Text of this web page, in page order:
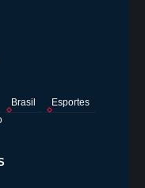
Brasil
Esportes